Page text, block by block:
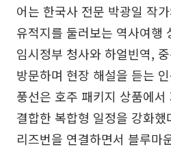
어는 한국사 전문 박광일 작
유적지를 둘러보는 역사여행
임시정부 청사와 하얼빈역,
방문하며 현장 해설을 듣는
풍선은 호주 패키지 상품에서
결합한 복합형 일정을 강화
리즈번을 연결하면서 블루마